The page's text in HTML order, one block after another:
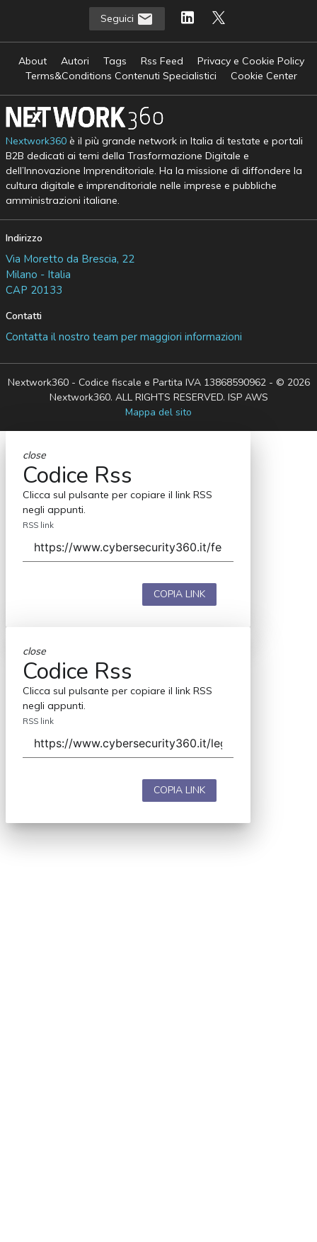
Seguici
About Autori Tags Rss Feed
Privacy e Cookie Policy
Terms&Conditions Contenuti Specialistici
Cookie Center
Nextwork360è il più grande network in Italia di testate e portali
B2B dedicati ai temi della Trasformazione Digitale e
dell’Innovazione Imprenditoriale. Ha la missione di diffondere la
cultura digitale e imprenditoriale nelle imprese e pubbliche
amministrazioni italiane.
Indirizzo
Via Moretto da Brescia, 22
Milano - Italia
CAP 20133
Contatti
Contatta il nostro team per maggiori informazioni
Nextwork360 - Codice fiscale e Partita IVA 13868590962 - © 2026
Nextwork360. ALL RIGHTS RESERVED. ISP AWS
Mappa del sito
close
Codice Rss
Clicca sul pulsante per copiare il link RSS
negli appunti.
RSS link
COPIA LINK
close
Codice Rss
Clicca sul pulsante per copiare il link RSS
negli appunti.
RSS link
COPIA LINK